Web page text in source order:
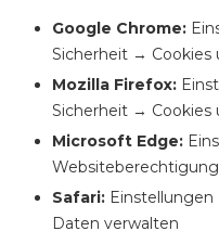
Google Chrome:
Sicherheit → Cookies
Mozilla Firefox:
Sicherheit → Cookies
Microsoft Edge:
Safari:
Daten verwalten